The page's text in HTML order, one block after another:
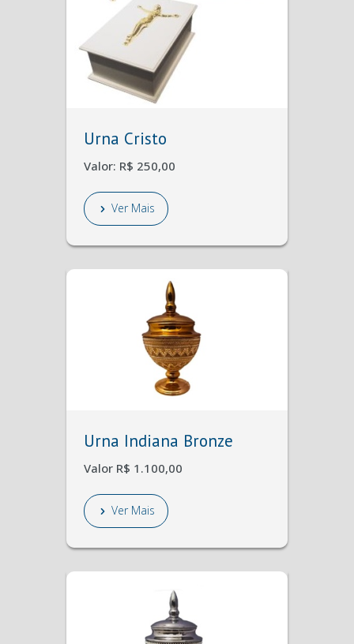
Urna Cristo
Valor: R$ 250,00
Ver Mais
Urna Indiana Bronze
Valor R$ 1.100,00
Ver Mais